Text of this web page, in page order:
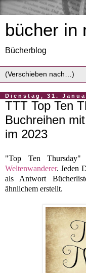
bücher in
Bücherblog
Dienstag, 31.
TTT Top Ten
Buchreihen
im 2023
"Top Ten
Weltenwanderer. Jeden
als Antwort
ähnlichem erstellt.